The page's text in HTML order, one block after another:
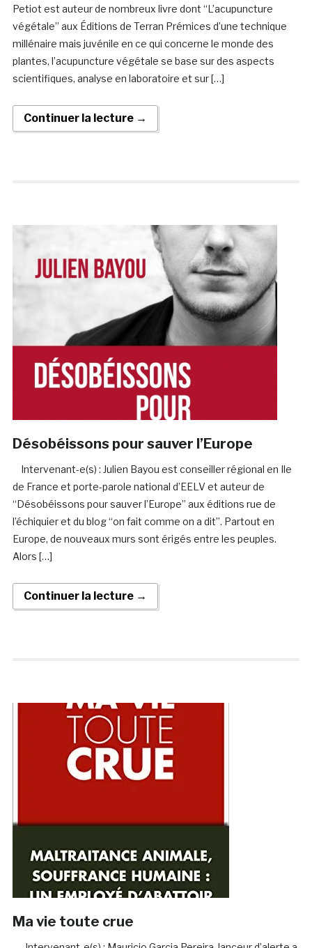
Petiot est auteur de nombreux livre dont “L’acupuncture
végétale” aux Éditions de Terran Prémices d’une technique
millénaire mais juvénile en ce qui concerne le monde des
plantes, l’acupuncture végétale se base sur des aspects
scientifiques, analyse en laboratoire et sur […]
Continuer la lecture →
Désobéissons pour sauver l’Europe
Intervenant-e(s) : Julien Bayou est conseiller régional en Ile
de France et porte-parole national d’EELV et auteur de
“Désobéissons pour sauver l’Europe” aux éditions rue de
l’échiquier et du blog “on fait comme on a dit”. Partout en
Europe, de nouveaux murs sont érigés entre les peuples.
Alors […]
Continuer la lecture →
Ma vie toute crue